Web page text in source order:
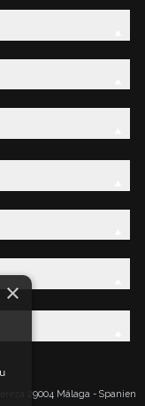
29004 Málaga - Spanien
×